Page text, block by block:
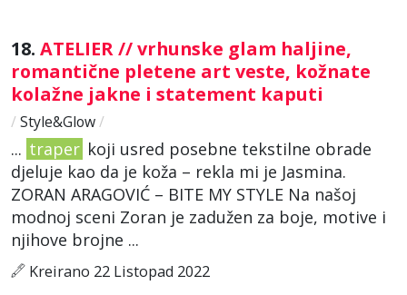
18. ATELIER // vrhunske glam haljine,
romantične pletene art veste, kožnate
kolažne jakne i statement kaputi
/ Style&Glow/
... traper koji usred posebne tekstilne obrade
djeluje kao da je koža – rekla mi je Jasmina.
ZORAN ARAGOVIĆ – BITE MY STYLE Na našoj
modnoj sceni Zoran je zadužen za boje, motive i
njihove brojne ...
Kreirano 22 Listopad 2022